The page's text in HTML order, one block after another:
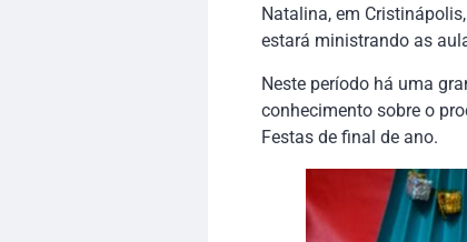
Natalina, em
estará ministrando as
Neste período há uma
conhecimento sobre o
Festas de final de ano.